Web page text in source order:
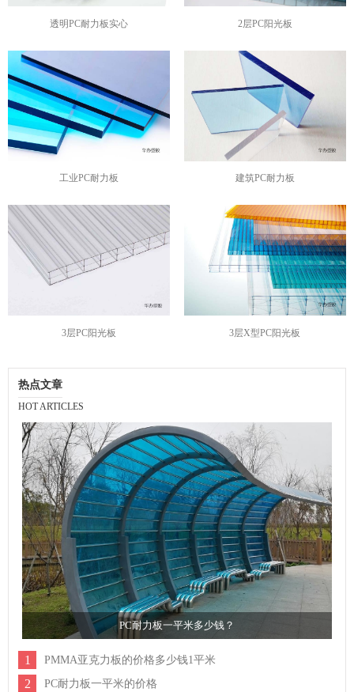
透明PC耐力板实心 2层PC阳光板
工业PC耐力板 建筑PC耐力板
3层PC阳光板 3层X型PC阳光板
热点文章
HOT ARTICLES
PC耐力板一平米多少钱？
1 PMMA亚克力板的价格多少钱1平米
2 PC耐力板一平米的价格